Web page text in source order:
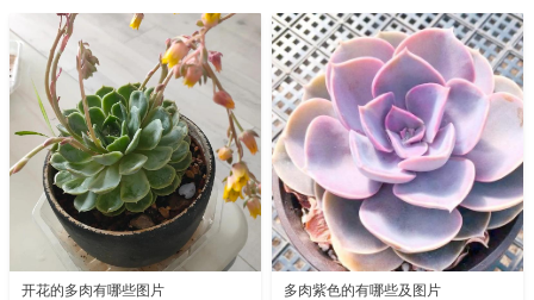
开花的多肉有哪些图片 多肉紫色的有哪些及图片